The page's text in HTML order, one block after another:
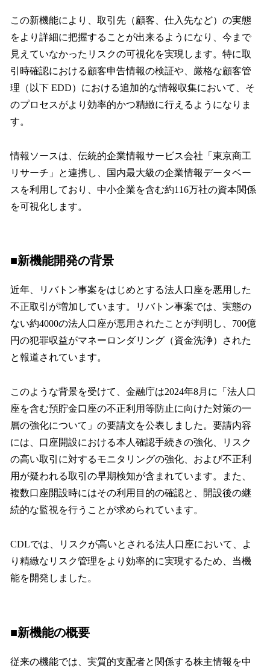
この新機能により、取引先（顧客、仕入先など）の実態
をより詳細に把握することが出来るようになり、今まで
見えていなかったリスクの可視化を実現します。特に取
引時確認における顧客申告情報の検証や、厳格な顧客管
理（以下 EDD）における追加的な情報収集において、そ
のプロセスがより効率的かつ精緻に行えるようになりま
す。
情報ソースは、伝統的企業情報サービス会社「東京商工
リサーチ」と連携し、国内最大級の企業情報データベー
スを利用しており、中小企業を含む約116万社の資本関係
を可視化します。
■新機能開発の背景
近年、リバトン事案をはじめとする法人口座を悪用した
不正取引が増加しています。リバトン事案では、実態の
ない約4000の法人口座が悪用されたことが判明し、700億
円の犯罪収益がマネーロンダリング（資金洗浄）された
と報道されています。
このような背景を受けて、金融庁は2024年8月に「法人口
座を含む預貯金口座の不正利用等防止に向けた対策の一
層の強化について」の要請文を公表しました。要請内容
には、口座開設における本人確認手続きの強化、リスク
の高い取引に対するモニタリングの強化、および不正利
用が疑われる取引の早期検知が含まれています。また、
複数口座開設時にはその利用目的の確認と、開設後の継
続的な監視を行うことが求められています。
CDLでは、リスクが高いとされる法人口座において、よ
り精緻なリスク管理をより効率的に実現するため、当機
能を開発しました。
■新機能の概要
従来の機能では、実質的支配者と関係する株主情報を中